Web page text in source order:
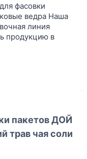
фасовки
ведра Наша
линия
продукцию в
пакетов ДОЙ
трав чая соли